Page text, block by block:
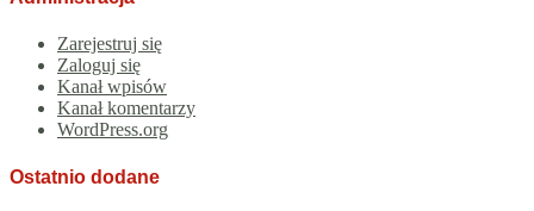
Zarejestruj się
Zaloguj się
Kanał wpisów
Kanał komentarzy
WordPress.org
Ostatnio dodane